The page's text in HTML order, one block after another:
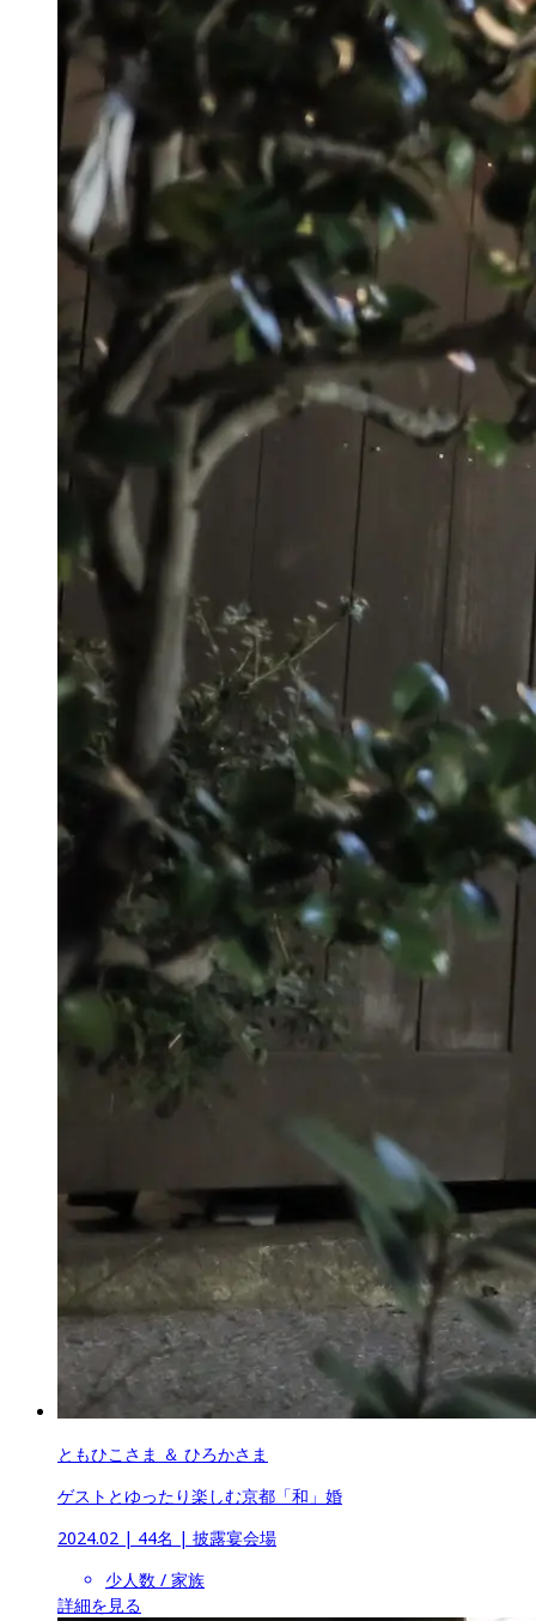
ともひこさま ＆ ひろかさま
ゲストとゆったり楽しむ京都「和」婚
2024.02 | 44名 | 披露宴会場
少人数 / 家族
詳細を見る